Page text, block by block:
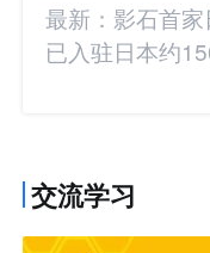
最新：影石首
已入驻日本约
交流学习